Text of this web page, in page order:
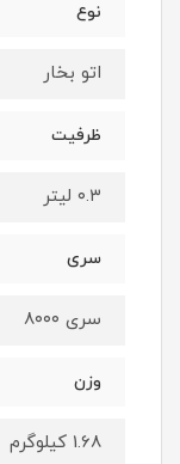
نوع
اتو بخار
ظرفیت
۰.۳ لیتر
سری
سری ۸۰۰۰
وزن
1.68 کیلوگرم